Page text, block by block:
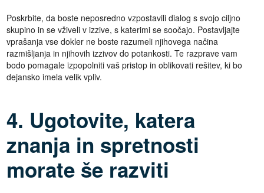
Poskrbite, da boste neposredno vzpostavili dialog s svojo ciljno
skupino in se vživeli v izzive, s katerimi se soočajo. Postavljajte
vprašanja vse dokler ne boste razumeli njihovega načina
razmišljanja in njihovih izzivov do potankosti. Te razprave vam
bodo pomagale izpopolniti vaš pristop in oblikovati rešitev, ki bo
dejansko imela velik vpliv.
4. Ugotovite, katera
znanja in spretnosti
morate še razviti